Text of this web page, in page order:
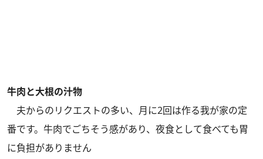
牛肉と大根の汁物
夫からのリクエストの多い、月に2回は作る我が家の定
番です。牛肉でごちそう感があり、夜食として食べても胃
に負担がありません